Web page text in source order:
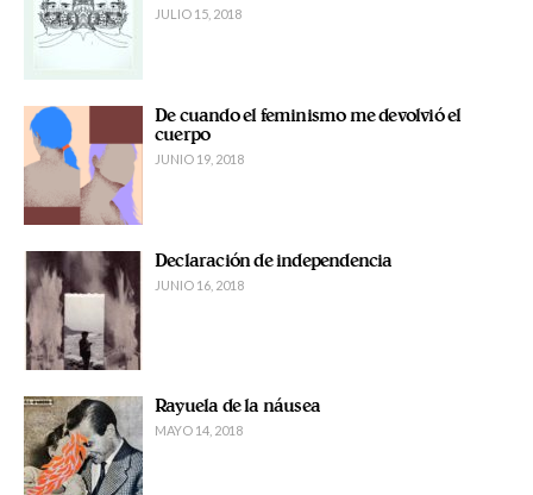
JULIO 15, 2018
De cuando el feminismo me devolvió el
cuerpo
JUNIO 19, 2018
Declaración de independencia
JUNIO 16, 2018
Rayuela de la náusea
MAYO 14, 2018